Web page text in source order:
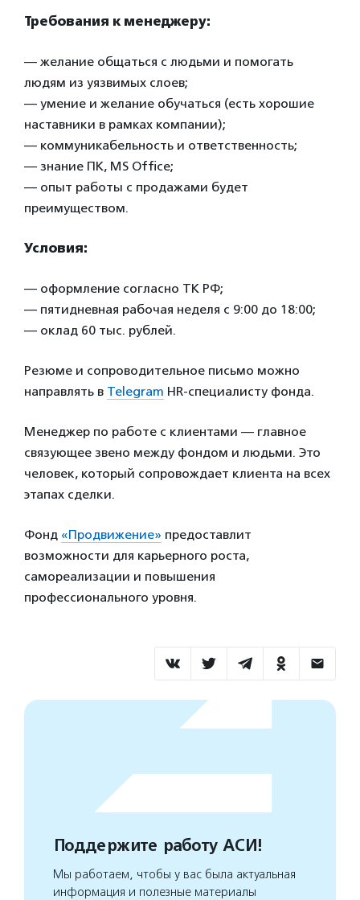
Требования к менеджеру:
— желание общаться с людьми и помогать
людям из уязвимых слоев;
— умение и желание обучаться (есть хорошие
наставники в рамках компании);
— коммуникабельность и ответственность;
— знание ПК, MS Office;
— опыт работы с продажами будет
преимуществом.
Условия:
— оформление согласно ТК РФ;
— пятидневная рабочая неделя с 9:00 до 18:00;
— оклад 60 тыс. рублей.
Резюме и сопроводительное письмо можно
направлять в Telegram HR-специалисту фонда.
Менеджер по работе с клиентами — главное
связующее звено между фондом и людьми. Это
человек, который сопровождает клиента на всех
этапах сделки.
Фонд «Продвижение» предоставлит
возможности для карьерного роста,
самореализации и повышения
профессионального уровня.
Поддержите работу АСИ!
Мы работаем, чтобы у вас была актуальная
информация и полезные материалы